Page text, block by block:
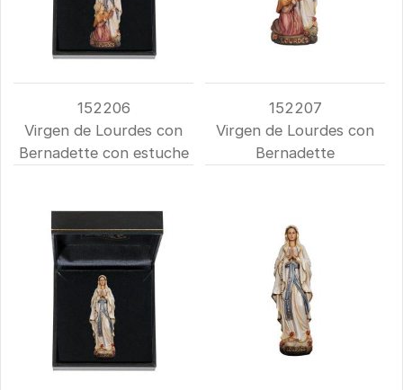
152206
Virgen de Lourdes con
Bernadette con estuche
152207
Virgen de Lourdes con
Bernadette